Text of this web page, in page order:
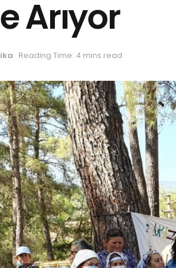
Arıyor
Reading Time: 4 mins read